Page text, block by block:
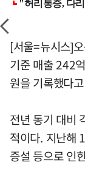
[서울=뉴시스]
기준 매출 242
원을 기록했다
전년 동기 대비
적이다. 지난해
증설 등으로 인